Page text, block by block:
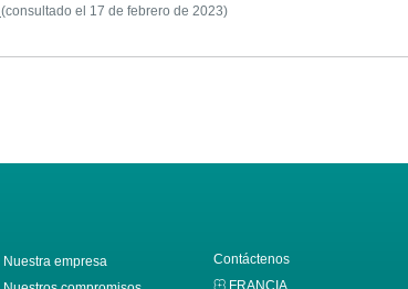
(consultado el 17 de febrero de 2023)
Nuestra empresa
Contáctenos
FRANCIA